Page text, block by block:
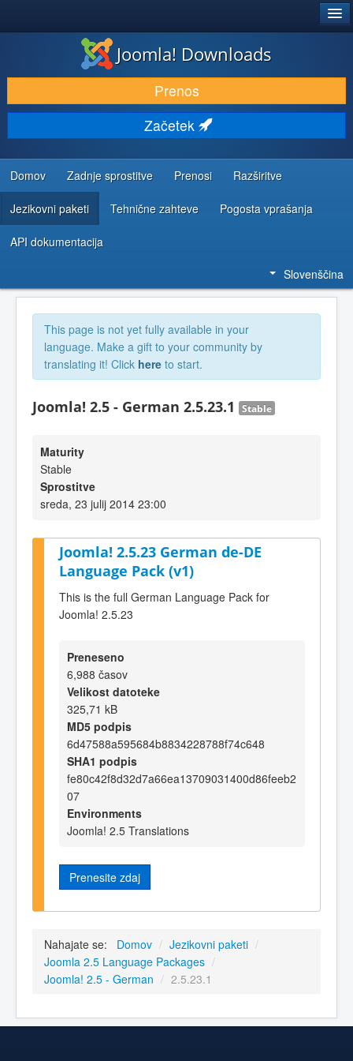
PRENESI IN RAZŠIRI
ODKRIJTE & IZVEJTE
SKUPNOST IN PODPORA
VIRI ZA RAZVIJALCE
Joomla! Downloads
Prenos
Začetek
Domov Zadnje sprostitve Prenosi Razširitve
Jezikovni paketi Tehnične zahteve Pogosta vprašanja
API dokumentacija
Slovenščina
This page is not yet fully available in your
language. Make a gift to your community by
translating it! Click here to start.
Joomla! 2.5 - German 2.5.23.1 Stable
Maturity
Stable
Sprostitve
sreda, 23 julij 2014 23:00
Joomla! 2.5.23 German de-DE
Language Pack (v1)
This is the full German Language Pack for
Joomla! 2.5.23
Preneseno
6,988 časov
Velikost datoteke
325,71 kB
MD5 podpis
6d47588a595684b8834228788f74c648
SHA1 podpis
fe80c42f8d32d7a66ea13709031400d86feeb2
07
Environments
Joomla! 2.5 Translations
Prenesite zdaj
Nahajate se: Domov / Jezikovni paketi /
Joomla 2.5 Language Packages /
Joomla! 2.5 - German / 2.5.23.1